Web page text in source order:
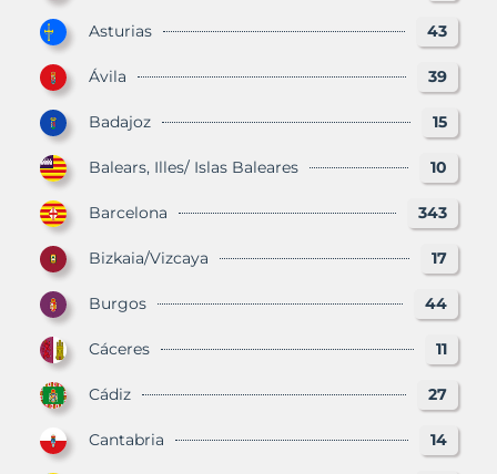
Asturias 43
Ávila 39
Badajoz 15
Balears, Illes/ Islas Baleares 10
Barcelona 343
Bizkaia/Vizcaya 17
Burgos 44
Cáceres 11
Cádiz 27
Cantabria 14